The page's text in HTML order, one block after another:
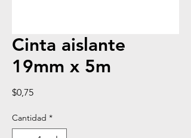
Cinta aislante
19mm x 5m
$0,75Precio
Cantidad *